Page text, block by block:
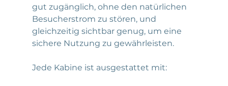
gut zugänglich, ohne den natürlichen
Besucherstrom zu stören, und
gleichzeitig sichtbar genug, um eine
sichere Nutzung zu gewährleisten.
Jede Kabine ist ausgestattet mit: